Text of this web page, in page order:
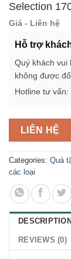
Selection
Giá - Liên hệ
Hỗ trợ
Quý khách vui
không được
Hotline tư
LIÊN HỆ
Categories: Quà
các loại
DESCRIPTION
REVIEWS (0)